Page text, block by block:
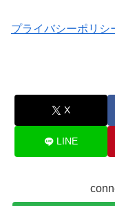
プライバシーポリシ
X
LINE